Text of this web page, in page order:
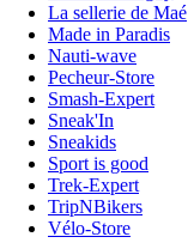
La sellerie de Maé
Made in Paradis
Nauti-wave
Pecheur-Store
Smash-Expert
Sneak'In
Sneakids
Sport is good
Trek-Expert
TripNBikers
Vélo-Store